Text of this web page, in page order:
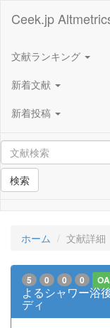
Ceek.jp
文献ランキング
新着文献
新着投稿
検索
ホーム 文献詳細
5 0 0 0 OA
よるシャワー浴
ディ